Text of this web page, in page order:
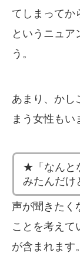
てしまってか
というニュア
う。
あまり、かし
まう女性もい
★「なんと
みたんだけ
声が聞きたく
ことを考えて
が含まれます。